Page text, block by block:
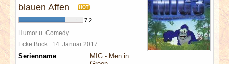
blauen Affen
HOT
7,2
Humor u. Comedy
Ecke Buck 14. Januar 2017
Serienname
MIG - Men in